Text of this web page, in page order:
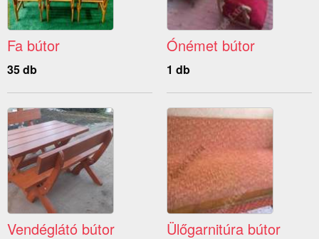
Fa bútor
35 db
Ónémet bútor
1 db
Vendéglátó bútor Ülőgarnitúra bútor